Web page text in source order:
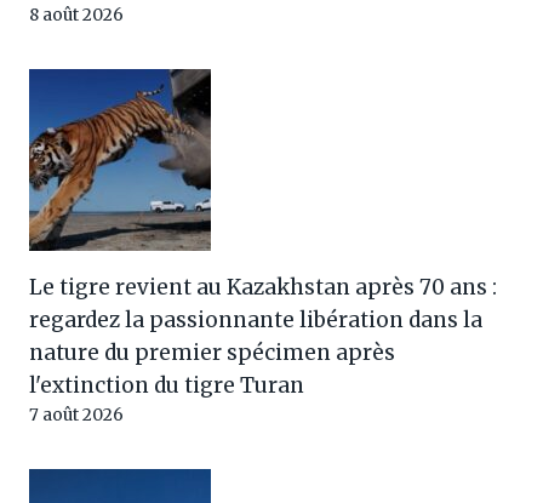
8 août 2026
Le tigre revient au Kazakhstan après 70 ans :
regardez la passionnante libération dans la
nature du premier spécimen après
l'extinction du tigre Turan
7 août 2026